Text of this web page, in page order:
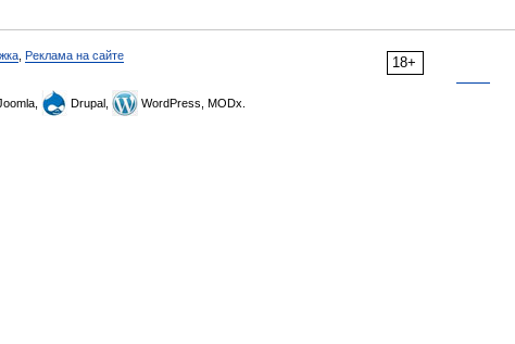
18+
Реклама на сайте
Drupal, WordPress, MODx.